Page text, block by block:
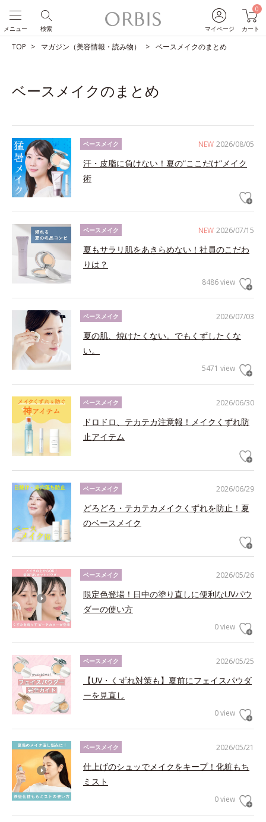
マイページ
0
カート
検索
メニュー
TOP マガジン（美容情報・読み物） ベースメイクのまとめ
ベースメイクのまとめ
NEW 2026/08/05
ベースメイク
汗・皮脂に負けない！夏の“ここだけ”メイク
術
NEW 2026/07/15
ベースメイク
夏もサラリ肌をあきらめない！社員のこだわ
りは？
8486 view
2026/07/03
ベースメイク
夏の肌、焼けたくない。でもくずしたくな
い。
5471 view
2026/06/30
ベースメイク
ドロドロ、テカテカ注意報！メイクくずれ防
止アイテム
2026/06/29
ベースメイク
どろどろ・テカテカメイクくずれを防止！夏
のベースメイク
2026/05/26
ベースメイク
限定色登場！日中の塗り直しに便利なUVパウ
ダーの使い方
0 view
2026/05/25
ベースメイク
【UV・くずれ対策も】夏前にフェイスパウダ
ーを見直し
0 view
2026/05/21
ベースメイク
仕上げのシュッでメイクをキープ！化粧もち
ミスト
0 view